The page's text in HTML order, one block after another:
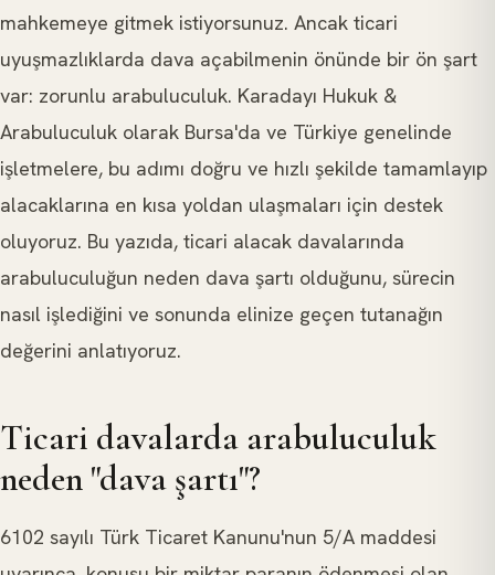
mahkemeye gitmek istiyorsunuz. Ancak ticari
uyuşmazlıklarda dava açabilmenin önünde bir ön şart
var: zorunlu arabuluculuk. Karadayı Hukuk &
Arabuluculuk olarak Bursa'da ve Türkiye genelinde
işletmelere, bu adımı doğru ve hızlı şekilde tamamlayıp
alacaklarına en kısa yoldan ulaşmaları için destek
oluyoruz. Bu yazıda, ticari alacak davalarında
arabuluculuğun neden dava şartı olduğunu, sürecin
nasıl işlediğini ve sonunda elinize geçen tutanağın
değerini anlatıyoruz.
Ticari davalarda arabuluculuk
neden "dava şartı"?
6102 sayılı Türk Ticaret Kanunu'nun 5/A maddesi